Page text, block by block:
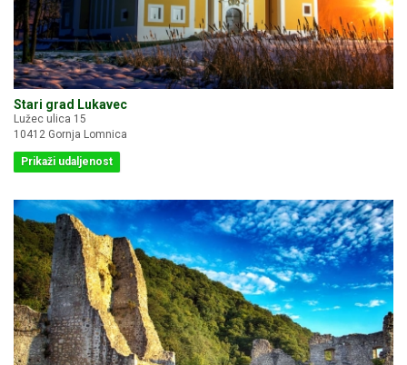
Stari grad Lukavec
Lužec ulica 15
10412 Gornja Lomnica
Prikaži udaljenost